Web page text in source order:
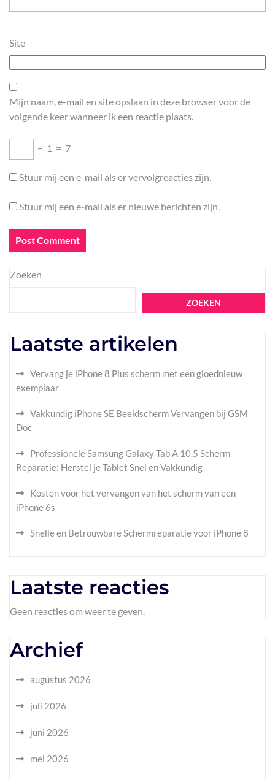
Site
Mijn naam, e-mail en site opslaan in deze browser voor de
volgende keer wanneer ik een reactie plaats.
− 1 = 7
Stuur mij een e-mail als er vervolgreacties zijn.
Stuur mij een e-mail als er nieuwe berichten zijn.
Zoeken
ZOEKEN
Laatste artikelen
Vervang je iPhone 8 Plus scherm met een gloednieuw
exemplaar
Vakkundig iPhone SE Beeldscherm Vervangen bij GSM
Doc
Professionele Samsung Galaxy Tab A 10.5 Scherm
Reparatie: Herstel je Tablet Snel en Vakkundig
Kosten voor het vervangen van het scherm van een
iPhone 6s
Snelle en Betrouwbare Schermreparatie voor iPhone 8
Laatste reacties
Geen reacties om weer te geven.
Archief
augustus 2026
juli 2026
juni 2026
mei 2026